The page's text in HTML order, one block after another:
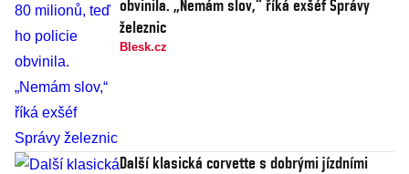
obvinila. „Nemám slov,“ říká exšéf Správy
železnic
Blesk.cz
Další klasická corvette s dobrými jízdními